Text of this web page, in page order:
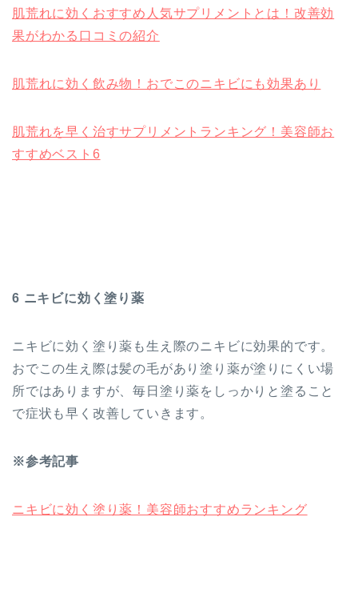
肌荒れに効くおすすめ人気サプリメントとは！改善効
果がわかる口コミの紹介
肌荒れに効く飲み物！おでこのニキビにも効果あり
肌荒れを早く治すサプリメントランキング！美容師お
すすめベスト6
6 ニキビに効く塗り薬
ニキビに効く塗り薬も生え際のニキビに効果的です。
おでこの生え際は髪の毛があり塗り薬が塗りにくい場
所ではありますが、毎日塗り薬をしっかりと塗ること
で症状も早く改善していきます。
※参考記事
ニキビに効く塗り薬！美容師おすすめランキング